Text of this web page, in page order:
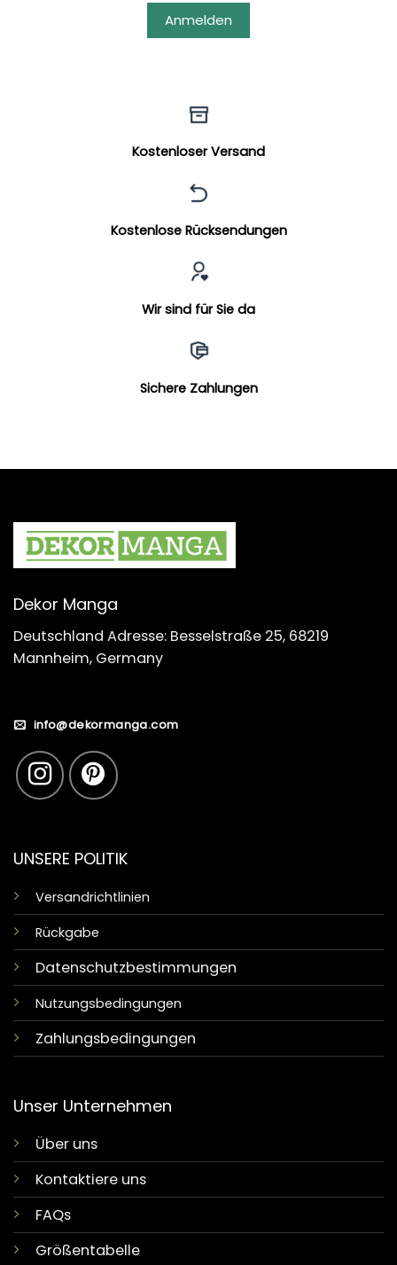
Anmelden
Kostenloser Versand
Kostenlose Rücksendungen
Wir sind für Sie da
Sichere Zahlungen
Dekor Manga
Deutschland Adresse: Besselstraße 25, 68219
Mannheim, Germany
info@dekormanga.com
UNSERE POLITIK
Versandrichtlinien
Rückgabe
Datenschutzbestimmungen
Nutzungsbedingungen
Zahlungsbedingungen
Unser Unternehmen
Über uns
Kontaktiere uns
FAQs
Größentabelle